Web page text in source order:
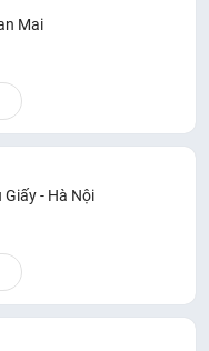
Mai
Giấy - Hà Nội